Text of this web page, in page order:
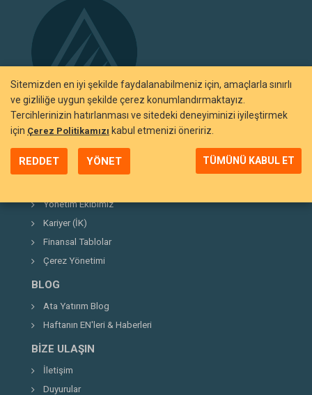
BIZI TANIYIN
Neden Ata Yatırım?
Şirket Hakkında
Yönetim Ekibimiz
Kariyer (İK)
Finansal Tablolar
Çerez Yönetimi
BLOG
Ata Yatırım Blog
Haftanın EN'leri & Haberleri
BIZE ULAŞIN
İletişim
Duyurular
Sitemizden en iyi şekilde faydalanabilmeniz için, amaçlarla sınırlı
ve gizliliğe uygun şekilde çerez konumlandırmaktayız.
Tercihlerinizin hatırlanması ve sitedeki deneyiminizi iyileştirmek
için Çerez Politikamızı kabul etmenizi öneririz.
REDDET YÖNET TÜMÜNÜ KABUL ET